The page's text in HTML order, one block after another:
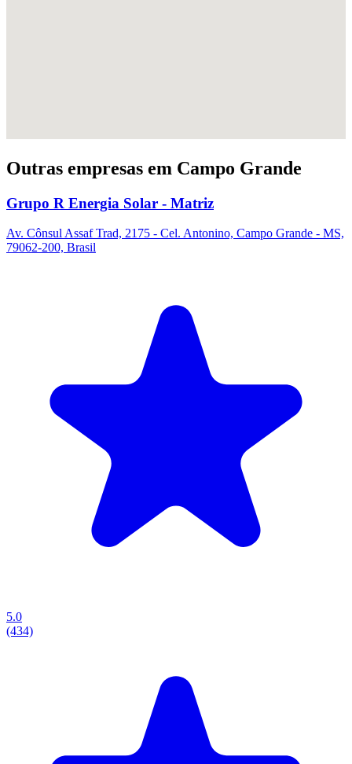
Outras empresas em Campo Grande
Grupo R Energia Solar - Matriz
Av. Cônsul Assaf Trad, 2175 - Cel. Antonino, Campo Grande - MS,
79062-200, Brasil
5.0
(434)